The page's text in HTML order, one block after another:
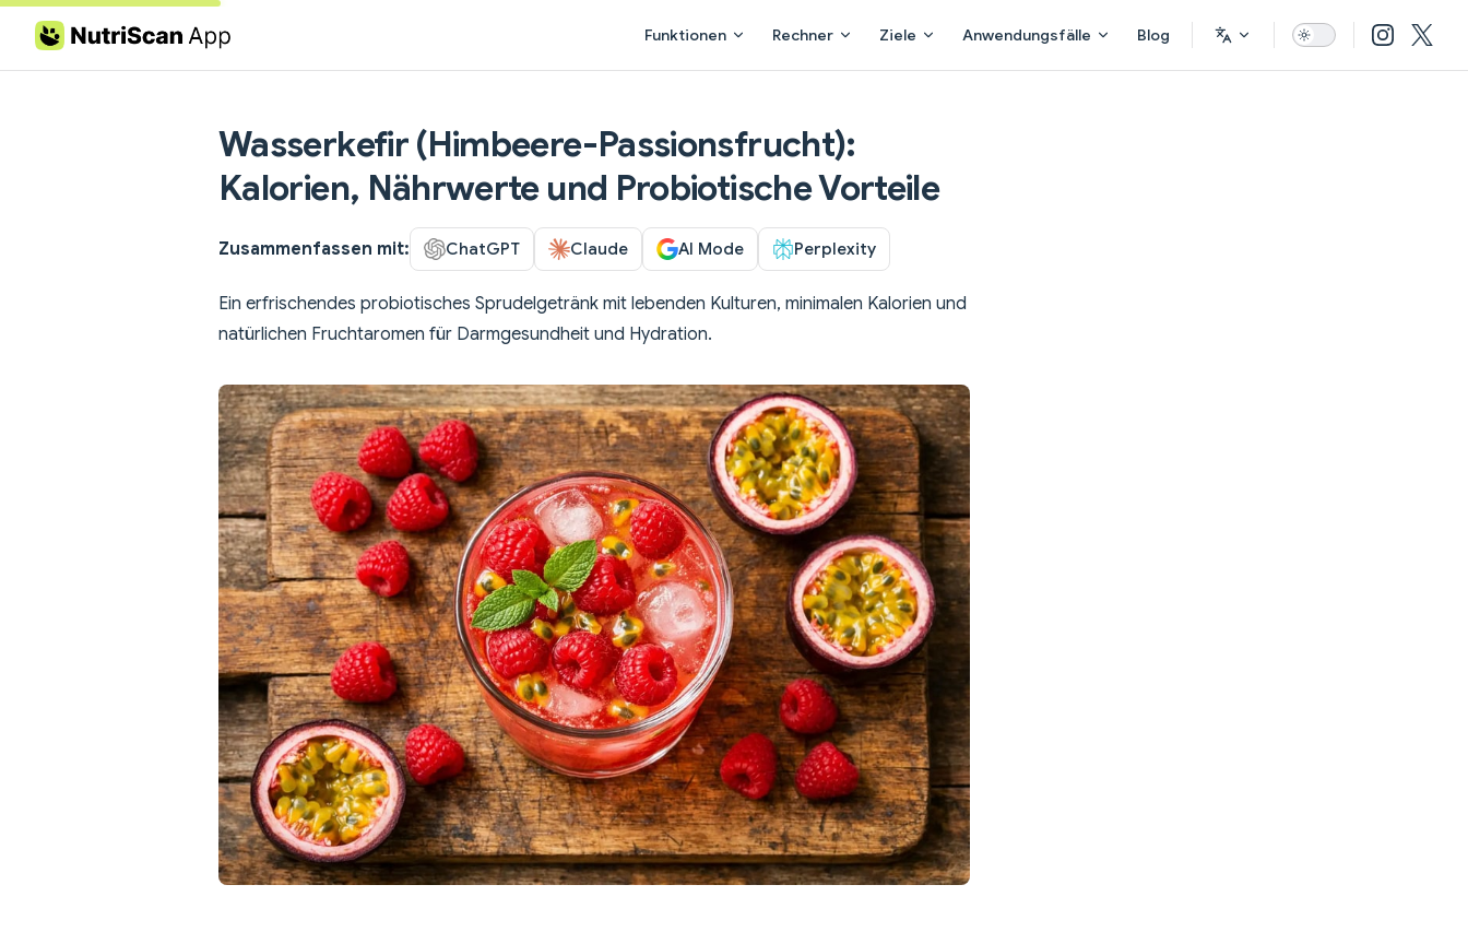
Skip to content Funktionen Rechner Ziele Anwendungsfälle Blog
Wasserkefir (Himbeere-Passionsfrucht):
Kalorien, Nährwerte und Probiotische Vorteile
Zusammenfassen mit: ChatGPT Claude AI Mode Perplexity
Ein erfrischendes probiotisches Sprudelgetränk mit lebenden Kulturen, minimalen Kalorien und
natürlichen Fruchtaromen für Darmgesundheit und Hydration.